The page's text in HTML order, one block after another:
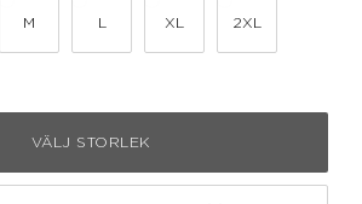
M L XL 2XL
VÄLJ STORLEK